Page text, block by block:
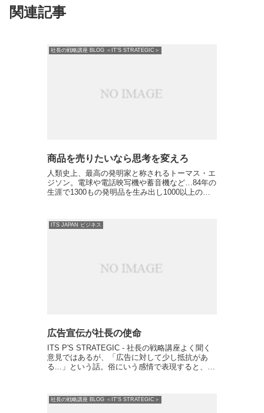
関連記事
社長の戦略講座 BLOG ＜IT'S STRATEGIC＞
商品を売りたいなら思考を変えろ
人類史上、最高の発明家と称されるトーマス・エ
ジソン。電球や電話映写機や蓄音機など…84年の
生涯で1300もの発明品を生み出し1000以上の特
るエジソ...
ITS JAPAN ビジネス
広告宣伝が社長の使命
ITS P'S STRATEGIC - 社長の戦略講座よく聞く
意見ではあるが、「広告に対して少し抵抗があ
る...」という話。俗にいう感情で表現すると、
なら...
社長の戦略講座 BLOG ＜IT'S STRATEGIC＞